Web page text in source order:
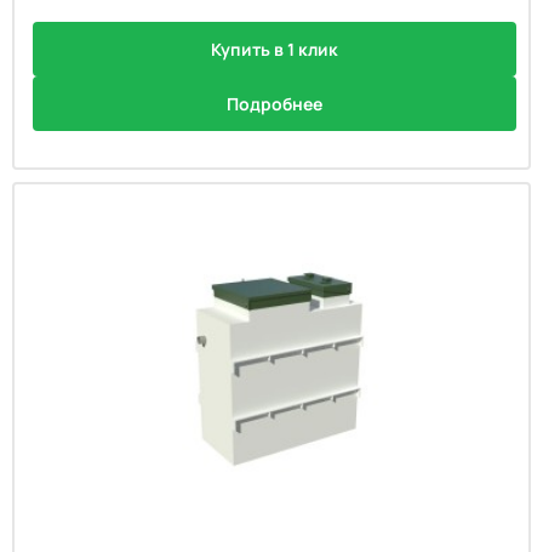
Купить в 1 клик
Подробнее